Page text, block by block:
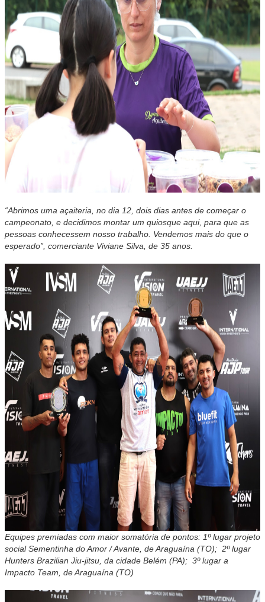
“Abrimos uma açaiteria, no dia 12, dois dias antes de começar o
campeonato, e decidimos montar um quiosque aqui, para que as
pessoas conhecessem nosso trabalho. Vendemos mais do que o
esperado”, comerciante Viviane Silva, de 35 anos.
Equipes premiadas com maior somatória de pontos: 1º lugar projeto
social Sementinha do Amor / Avante, de Araguaína (TO); 2º lugar
Hunters Brazilian Jiu-jitsu, da cidade Belém (PA); 3º lugar a
Impacto Team, de Araguaína (TO)